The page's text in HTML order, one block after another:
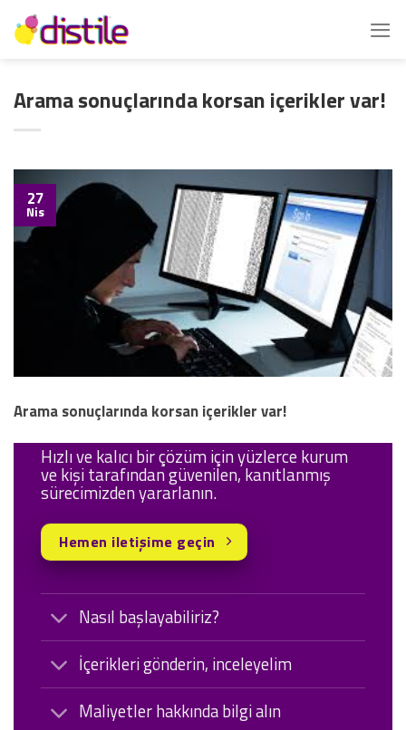
İçeriğe
atla
Arama sonuçlarında korsan içerikler var!
27
Nis
Arama sonuçlarında korsan içerikler var!
Nasıl başlayabiliriz?
İçerikleri gönderin, inceleyelim
Maliyetler hakkında bilgi alın
Hızlı ve kalıcı bir çözüm için yüzlerce kurum
ve kişi tarafından güvenilen, kanıtlanmış
sürecimizden yararlanın.
Hemen iletişime geçin